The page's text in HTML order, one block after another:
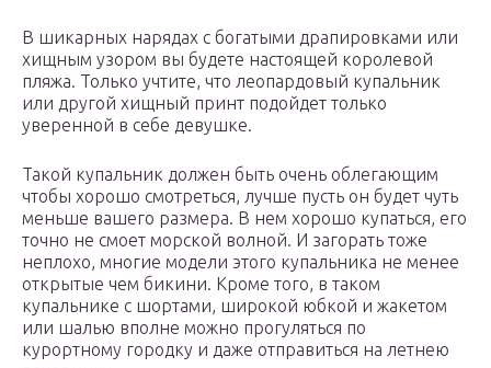
В шикарных нарядах с богатыми драпировками или
хищным узором вы будете настоящей королевой
пляжа. Только учтите, что леопардовый купальник
или другой хищный принт подойдет только
уверенной в себе девушке.
Такой купальник должен быть очень облегающим
чтобы хорошо смотреться, лучше пусть он будет чуть
меньше вашего размера. В нем хорошо купаться, его
точно не смоет морской волной. И загорать тоже
неплохо, многие модели этого купальника не менее
открытые чем бикини. Кроме того, в таком
купальнике с шортами, широкой юбкой и жакетом
или шалью вполне можно прогуляться по
курортному городку и даже отправиться на летнею